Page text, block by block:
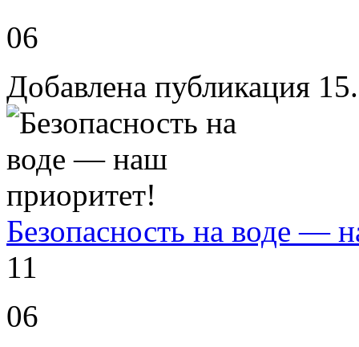
06
Добавлена публикация
Безопасность на воде —
11
06